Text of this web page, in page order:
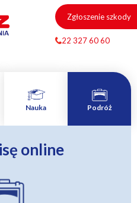
Zgłoszenie szkody
22 327 60 60
Nauka Podróż
online